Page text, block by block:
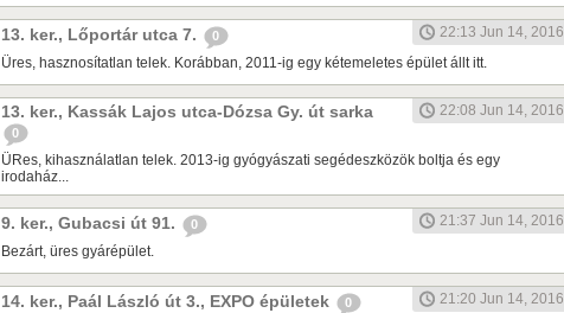
13. ker., Lőportár utca 7. 0
22:13 Jun 14, 2016
Üres, hasznosítatlan telek. Korábban, 2011-ig egy kétemeletes épület állt itt.
13. ker., Kassák Lajos utca-Dózsa Gy. út sarka
0
22:08 Jun 14, 2016
ÜRes, kihasználatlan telek. 2013-ig gyógyászati segédeszközök boltja és egy
irodaház...
9. ker., Gubacsi út 91. 0
21:37 Jun 14, 2016
Bezárt, üres gyárépület.
14. ker., Paál László út 3., EXPO épületek 0
21:20 Jun 14, 2016